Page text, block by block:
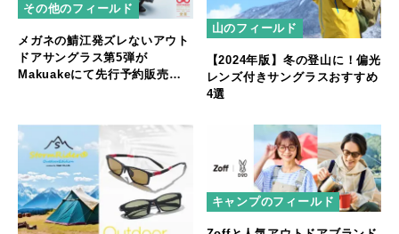
その他のフィールド
メガネの鯖江発ズレないアウト
ドアサングラス第5弾が
Makuakeにて先行予約販売ス
山のフィールド
【2024年版】冬の登山に！偏光
レンズ付きサングラスおすすめ
4選
キャンプのフィールド